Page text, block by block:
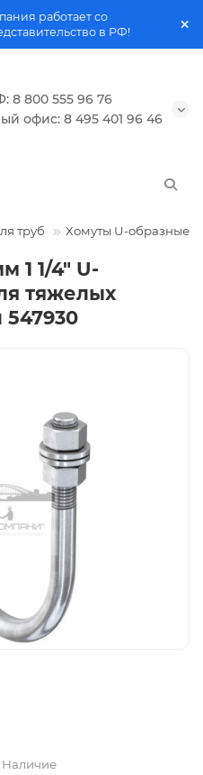
работает со
в РФ!
8 800 555 96 76
офис: 8 495 401 96 46
труб Хомуты U-образные
1 1/4" U-
тяжелых
547930
Наличие